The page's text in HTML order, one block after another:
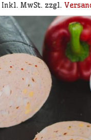
Inkl. MwSt. zzgl.